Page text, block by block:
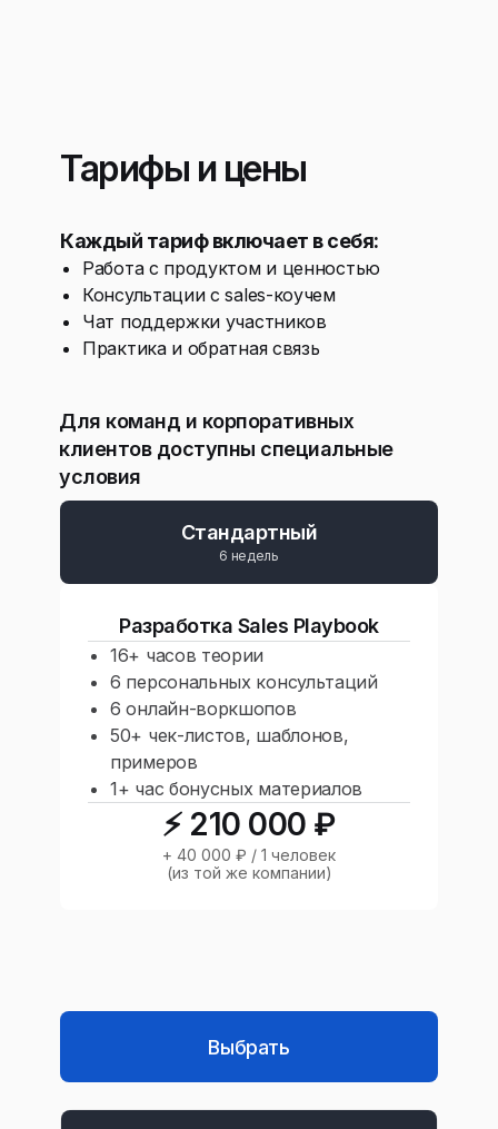
Тарифы и цены
Стандартный
6 недель
Разработка Sales Playbook
16+ часов теории
6 персональных консультаций
6 онлайн-воркшопов
50+ чек-листов, шаблонов,
примеров
1+ час бонусных материалов
⚡️ 210 000 ₽
+ 40 000 ₽ / 1 человек
(из той же компании)
Каждый тариф включает в себя:
Работа с продуктом и ценностью
Консультации с sales-коучем
Чат поддержки участников
Практика и обратная связь
Для команд и корпоративных
клиентов доступны специальные
условия
Выбрать